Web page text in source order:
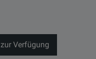
zur Verfügung